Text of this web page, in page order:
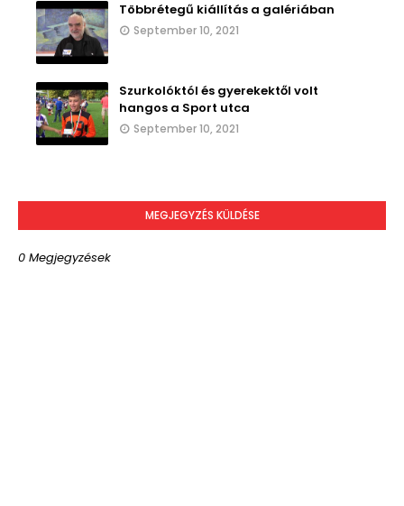
Többrétegű kiállítás a galériában
September 10, 2021
Szurkolóktól és gyerekektől volt
hangos a Sport utca
September 10, 2021
MEGJEGYZÉS KÜLDÉSE
0 Megjegyzések